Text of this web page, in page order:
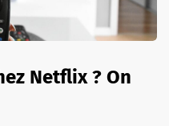
Netflix ? On